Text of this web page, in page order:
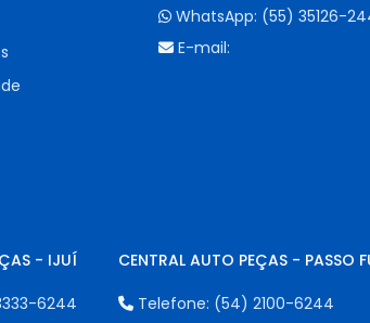
WhatsApp: (55) 35126-
E-mail:
- IJUÍ
6244
CENTRAL AUTO PEÇAS - PASSO
Telefone: (54) 2100-6244